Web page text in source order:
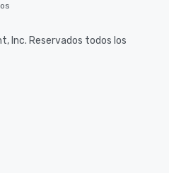
Inc. Reservados todos los